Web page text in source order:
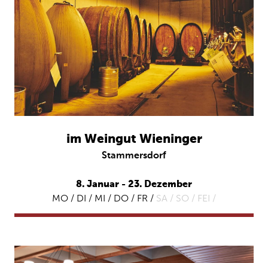
im Weingut Wieninger
Stammersdorf
8. Januar - 23. Dezember
MO / DI / MI / DO / FR / SA / SO / FEI /